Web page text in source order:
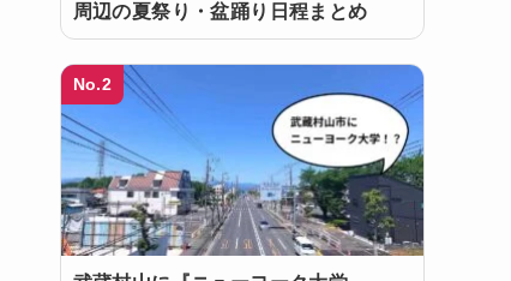
周辺の夏祭り・盆踊り日程まとめ
No.2